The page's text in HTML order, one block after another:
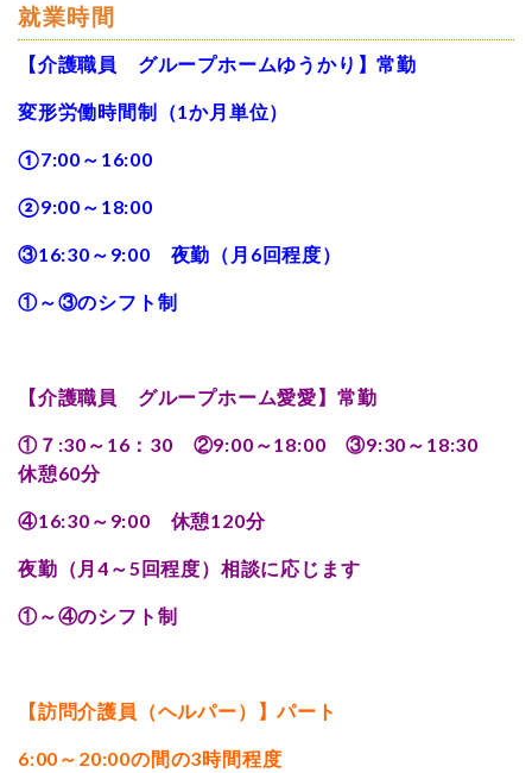
就業時間
【介護職員 グループホームゆうかり】常勤
変形労働時間制（1か月単位）
①7:00～16:00
②9:00～18:00
③16:30～9:00 夜勤（月6回程度）
①～③のシフト制
【介護職員 グループホーム愛愛】常勤
①７:30～16：30 ②9:00～18:00 ③9:30～18:30
休憩60分
④16:30～9:00 休憩120分
夜勤（月4～5回程度）相談に応じます
①～④のシフト制
【訪問介護員（ヘルパー）】パート
6:00～20:00の間の3時間程度